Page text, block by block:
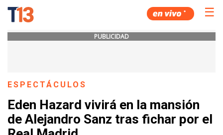
☰
PUBLICIDAD
ESPECTÁCULOS
Eden Hazard vivirá en la mansión
de Alejandro Sanz tras fichar por el